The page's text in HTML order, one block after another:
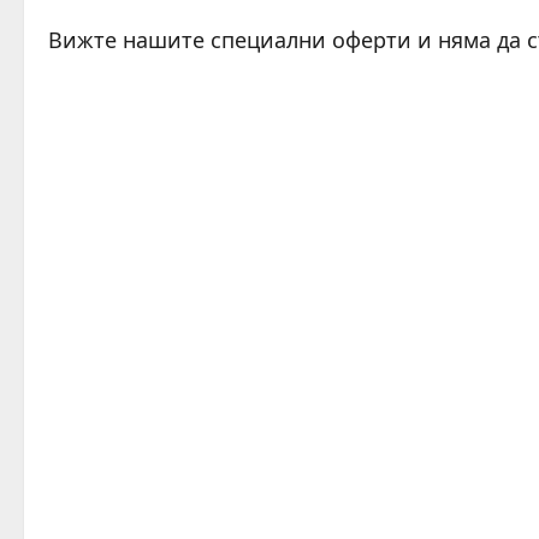
Вижте нашите специални оферти и няма да